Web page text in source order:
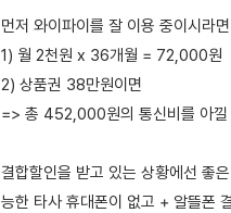
먼저 와이파이를 잘 이용 중이시라
1) 월 2천원 x 36개월 = 72,000원
2) 상품권 38만원이면
=> 총 452,000원의 통신비를 아낄
결합할인을 받고 있는 상황에선 좋
능한 타사 휴대폰이 없고 + 알뜰폰